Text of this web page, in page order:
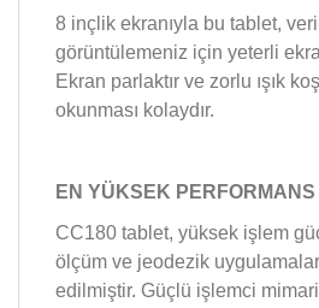
8 inçlik ekranıyla bu tablet,
görüntülemeniz için yeterli
Ekran parlaktır ve zorlu ışık
okunması kolaydır.
EN YÜKSEK PERFORMANS
CC180 tablet, yüksek işlem
ölçüm ve jeodezik
edilmiştir. Güçlü işlemci